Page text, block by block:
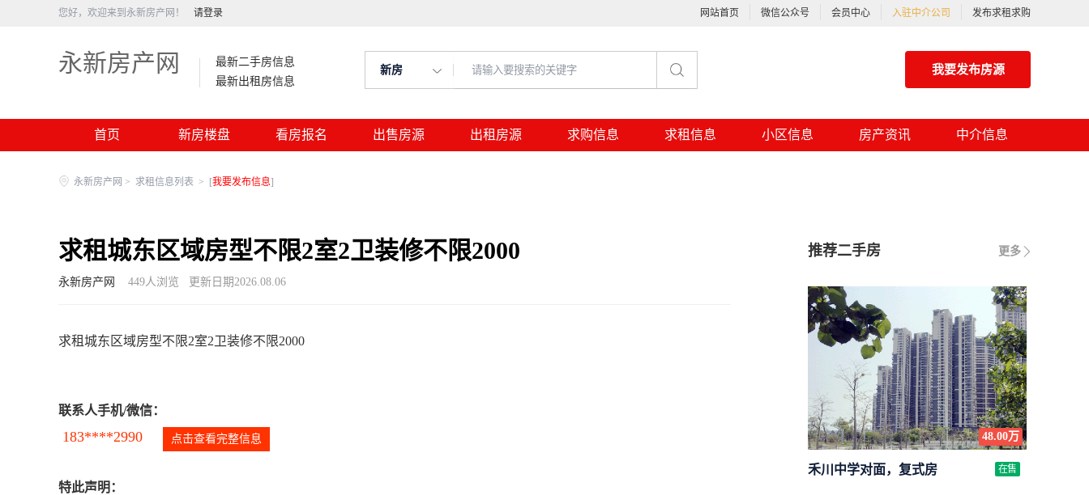
您好，欢迎来到永新房产网！ 请登录 网站首页 微信公众号 会员中心 入驻中介公司 发布求租求购
永新房产网
最新二手房信息
最新出租房信息
新房 我要发布房源
首页 新房楼盘 看房报名 出售房源 出租房源 求购信息 求租信息 小区信息 房产资讯 中介信息
永新房产网 > 求租信息列表 > [我要发布信息]
求租城东区域房型不限2室2卫装修不限2000
永新房产网 449人浏览 更新日期2026.08.06
求租城东区域房型不限2室2卫装修不限2000
联系人手机/微信：
183****2990 点击查看完整信息
特此声明：
更多
推荐二手房
48.00万
禾川中学对面，复式房 在售